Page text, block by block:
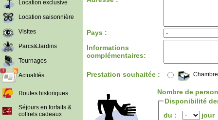
Location exclusive
Location saisonnière
Visites
Parcs&Jardins
Tournages
Actualités
Routes historiques
Séjours en forfaits &
coffrets cadeaux
Pays :
Informations
complémentaires:
Prestation souhaitée :
Nombre de
Disponibilité
du :
jour